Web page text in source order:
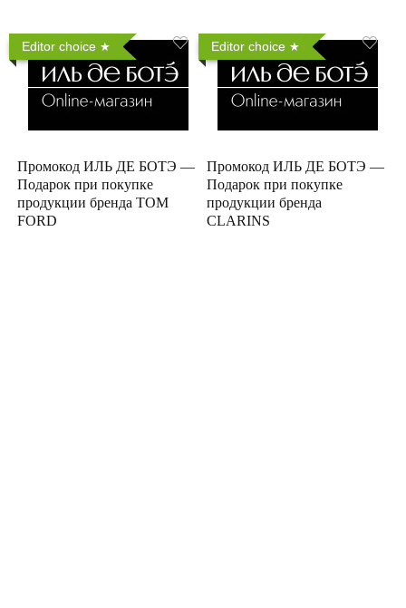
Editor choice
Промокод ИЛЬ ДЕ БОТЭ —
Подарок при покупке
продукции бренда TOM
FORD
Editor choice
Промокод ИЛЬ ДЕ БОТЭ —
Подарок при покупке
продукции бренда
CLARINS